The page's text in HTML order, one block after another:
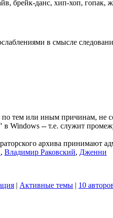
брейк-данс, хип-хоп, гопак,
в смысле
тем или иным причинам, не
в Windows -- т.е. служит
архива принимают
, Владимир Раковский, Дженни
| Активные темы | 10